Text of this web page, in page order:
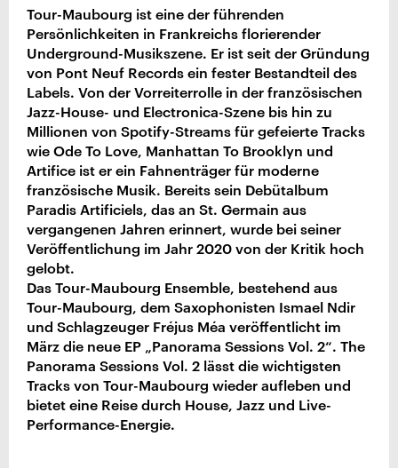
Tour-Maubourg ist eine der führenden
Persönlichkeiten in Frankreichs florierender
Underground-Musikszene. Er ist seit der Gründung
von Pont Neuf Records ein fester Bestandteil des
Labels. Von der Vorreiterrolle in der französischen
Jazz-House- und Electronica-Szene bis hin zu
Millionen von Spotify-Streams für gefeierte Tracks
wie Ode To Love, Manhattan To Brooklyn und
Artifice ist er ein Fahnenträger für moderne
französische Musik. Bereits sein Debütalbum
Paradis Artificiels, das an St. Germain aus
vergangenen Jahren erinnert, wurde bei seiner
Veröffentlichung im Jahr 2020 von der Kritik hoch
gelobt.
Das Tour-Maubourg Ensemble, bestehend aus
Tour-Maubourg, dem Saxophonisten Ismael Ndir
und Schlagzeuger Fréjus Méa veröffentlicht im
März die neue EP „Panorama Sessions Vol. 2“. The
Panorama Sessions Vol. 2 lässt die wichtigsten
Tracks von Tour-Maubourg wieder aufleben und
bietet eine Reise durch House, Jazz und Live-
Performance-Energie.